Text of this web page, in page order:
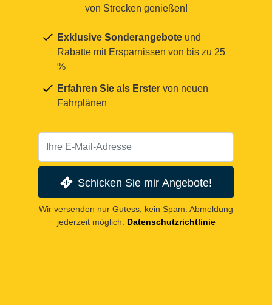
von Strecken genießen!
Exklusive Sonderangebote und
Rabatte mit Ersparnissen von bis zu 25
%
Erfahren Sie als Erster von neuen
Fahrplänen
Schicken Sie mir Angebote!
Wir versenden nur Gutess, kein Spam. Abmeldung
jederzeit möglich.
Datenschutzrichtlinie